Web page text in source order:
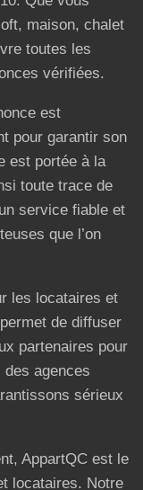
maison, chalet
toutes les
vérifiées.
est
pour garantir son
est portée à la
toute trace de
service fiable et
que l’on
les locataires et
de diffuser
partenaires pour
agences
sérieux
AppartQC est le
locataires. Notre